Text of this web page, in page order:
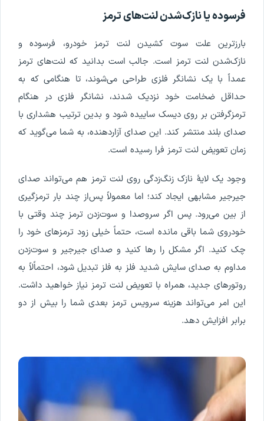
فرسوده یا نازک‌شدن لنت‌های ترمز
بارزترین علت سوت کشیدن لنت ترمز خودرو، فرسوده و
نازک‌شدن لنت ترمز است. جالب است بدانید که لنت‌های ترمز
عمداً با یک نشانگر فلزی طراحی می‌شوند، تا هنگامی که به
حداقل ضخامت خود نزدیک شدند، نشانگر فلزی در هنگام
ترمزگرفتن بر روی دیسک ساییده شود و بدین ترتیب هشداری با
صدای بلند منتشر کند. این صدای آزاردهنده، به شما می‌گوید که
زمان تعویض لنت ترمز فرا رسیده است.
وجود یک لایۀ نازک زنگ‌زدگی روی لنت ترمز هم می‌تواند صدای
جیرجیر مشابهی ایجاد کند؛ اما معمولاً پس‌از چند بار ترمزگیری
از بین می‌رود. پس اگر سروصدا و سوت‌زدن ترمز چند وقتی با
خودروی شما باقی مانده است، حتماً خیلی زود ترمزهای خود را
چک کنید. اگر مشکل را رها کنید و صدای جیرجیر و سوت‌زدن
مداوم به صدای سایش شدید فلز به فلز تبدیل شود، احتماًلاً به
روتورهای جدید، همراه با تعویض لنت ترمز نیاز خواهید داشت.
این امر می‌تواند هزینه سرویس ترمز بعدی شما را بیش از دو
برابر افزایش دهد.